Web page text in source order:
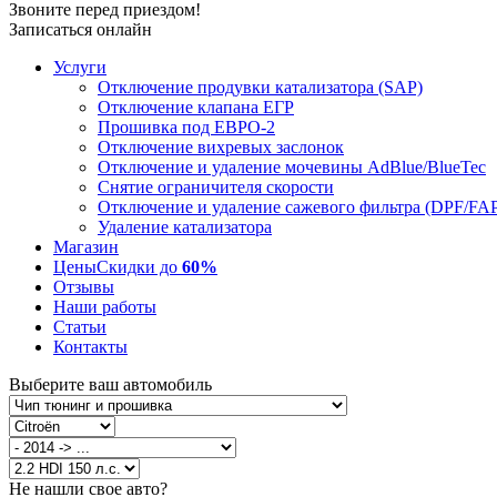
Звоните перед приездом!
Записаться онлайн
Услуги
Отключение продувки катализатора (SAP)
Отключение клапана ЕГР
Прошивка под ЕВРО-2
Отключение вихревых заслонок
Отключение и удаление мочевины AdBlue/BlueTec
Снятие ограничителя скорости
Отключение и удаление сажевого фильтра (DPF/
Удаление катализатора
Магазин
ЦеныСкидки до 60%
Отзывы
Наши работы
Статьи
Контакты
Выберите ваш автомобиль
Не нашли свое авто?